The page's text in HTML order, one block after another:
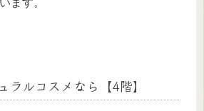
ラルコスメなら【4階】